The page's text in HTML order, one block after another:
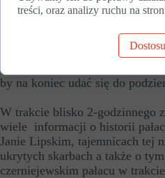
dawniej restauracja – obecnie
oranżerii, dalej przez tajne
Hrabiny. Stamtąd poszli do
weszli na hol główny. Poznali
by na koniec udać się do
W trakcie blisko 2-godzinnego
wiele informacji o historii
Janie Lipskim, tajemnicach tej
ukrytych skarbach a także o
czerniejewskim pałacu w
treści, oraz analizy ruchu na